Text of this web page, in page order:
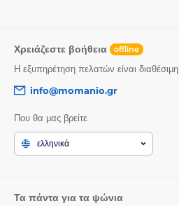
Χρειάζεστε βοήθεια offline
Η εξυπηρέτηση πελατών είναι διαθέσιμη
info@momanio.gr
Που θα μας βρείτε
ελληνικά
Τα πάντα για τα ψώνια